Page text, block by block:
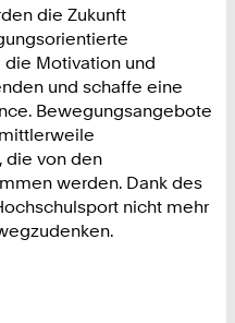
die Zukunft
Motivation und
und schaffe eine
Bewegungsangebote
die von den
werden. Dank des
nicht mehr